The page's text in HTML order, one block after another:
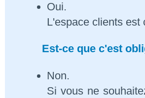
Oui.
L'espace clients est
Est-ce que c'est
Non.
Si vous ne